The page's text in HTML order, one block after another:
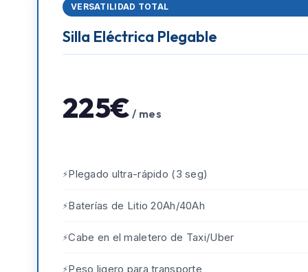
VERSATILIDAD TOTAL
Silla Eléctrica Plegable
225€ / mes
Plegado ultra-rápido (3 seg)
Baterías de Litio 20Ah/40Ah
Cabe en el maletero de Taxi/Uber
Peso ligero para transporte